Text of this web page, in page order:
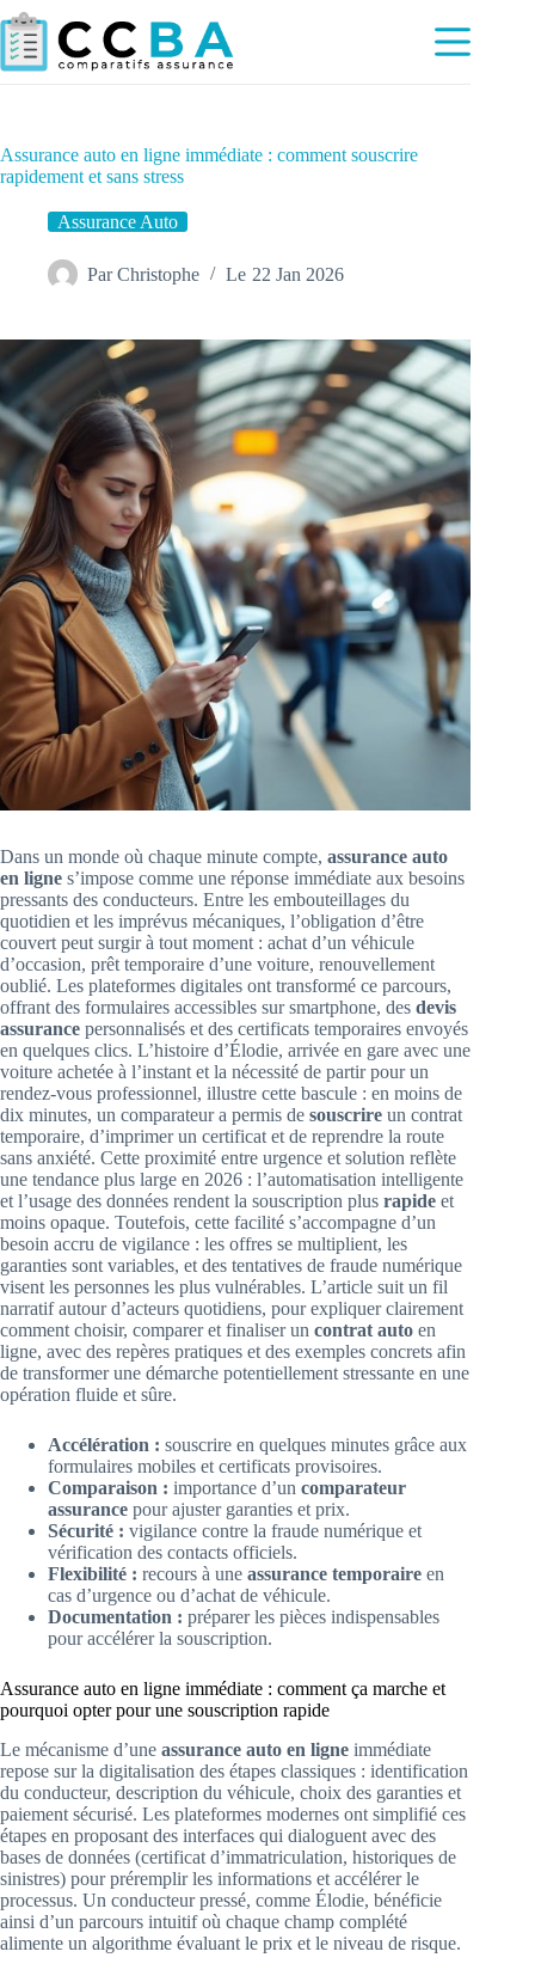
Passer
au
contenu
Assurance auto en ligne immédiate : comment souscrire
rapidement et sans stress
Assurance Auto
Par Christophe Le 22 Jan 2026
Dans un monde où chaque minute compte, assurance auto
en ligne s’impose comme une réponse immédiate aux besoins
pressants des conducteurs. Entre les embouteillages du
quotidien et les imprévus mécaniques, l’obligation d’être
couvert peut surgir à tout moment : achat d’un véhicule
d’occasion, prêt temporaire d’une voiture, renouvellement
oublié. Les plateformes digitales ont transformé ce parcours,
offrant des formulaires accessibles sur smartphone, des devis
assurance personnalisés et des certificats temporaires envoyés
en quelques clics. L’histoire d’Élodie, arrivée en gare avec une
voiture achetée à l’instant et la nécessité de partir pour un
rendez-vous professionnel, illustre cette bascule : en moins de
dix minutes, un comparateur a permis de souscrire un contrat
temporaire, d’imprimer un certificat et de reprendre la route
sans anxiété. Cette proximité entre urgence et solution reflète
une tendance plus large en 2026 : l’automatisation intelligente
et l’usage des données rendent la souscription plus rapide et
moins opaque. Toutefois, cette facilité s’accompagne d’un
besoin accru de vigilance : les offres se multiplient, les
garanties sont variables, et des tentatives de fraude numérique
visent les personnes les plus vulnérables. L’article suit un fil
narratif autour d’acteurs quotidiens, pour expliquer clairement
comment choisir, comparer et finaliser un contrat auto en
ligne, avec des repères pratiques et des exemples concrets afin
de transformer une démarche potentiellement stressante en une
opération fluide et sûre.
Accélération : souscrire en quelques minutes grâce aux
formulaires mobiles et certificats provisoires.
Comparaison : importance d’un comparateur
assurance pour ajuster garanties et prix.
Sécurité : vigilance contre la fraude numérique et
vérification des contacts officiels.
Flexibilité : recours à une assurance temporaire en
cas d’urgence ou d’achat de véhicule.
Documentation : préparer les pièces indispensables
pour accélérer la souscription.
Assurance auto en ligne immédiate : comment ça marche et
pourquoi opter pour une souscription rapide
Le mécanisme d’une assurance auto en ligne immédiate
repose sur la digitalisation des étapes classiques : identification
du conducteur, description du véhicule, choix des garanties et
paiement sécurisé. Les plateformes modernes ont simplifié ces
étapes en proposant des interfaces qui dialoguent avec des
bases de données (certificat d’immatriculation, historiques de
sinistres) pour préremplir les informations et accélérer le
processus. Un conducteur pressé, comme Élodie, bénéficie
ainsi d’un parcours intuitif où chaque champ complété
alimente un algorithme évaluant le prix et le niveau de risque.